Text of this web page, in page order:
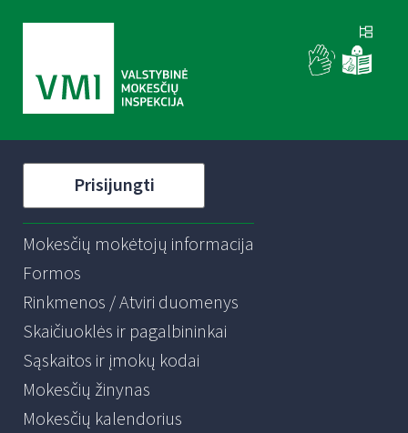
Prisijungti
Mokesčių mokėtojų informacija
Formos
Rinkmenos / Atviri duomenys
Skaičiuoklės ir pagalbininkai
Sąskaitos ir įmokų kodai
Mokesčių žinynas
Mokesčių kalendorius